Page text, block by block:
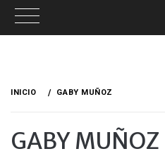
INICIO GABY MUÑOZ
GABY MUÑOZ